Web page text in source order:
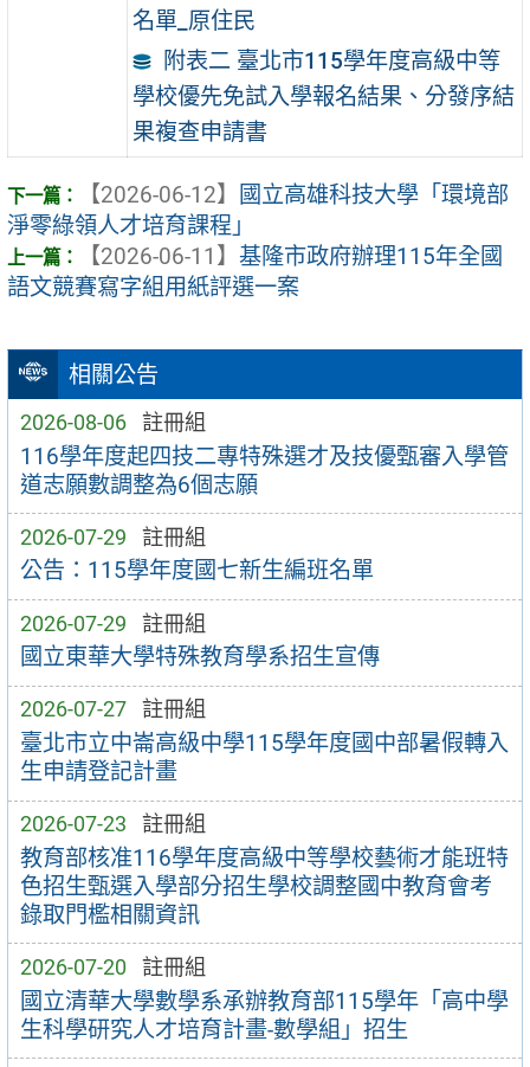
相關公告
2026-08-06 註冊組
116學年度起四技二專特殊選才及技優甄審入學管
道志願數調整為6個志願
2026-07-29 註冊組
公告：115學年度國七新生編班名單
2026-07-29 註冊組
國立東華大學特殊教育學系招生宣傳
2026-07-27 註冊組
臺北市立中崙高級中學115學年度國中部暑假轉入
生申請登記計畫
2026-07-23 註冊組
教育部核准116學年度高級中等學校藝術才能班特
色招生甄選入學部分招生學校調整國中教育會考
錄取門檻相關資訊
2026-07-20 註冊組
國立清華大學數學系承辦教育部115學年「高中學
生科學研究人才培育計畫-數學組」招生
名單_原住民
附表二 臺北市115學年度高級中等
學校優先免試入學報名結果、分發序結
果複查申請書
【2026-06-12】
國立高雄科技大學「環境部
淨零綠領人才培育課程」
【2026-06-11】 基隆市政府辦理115年全國
語文競賽寫字組用紙評選一案